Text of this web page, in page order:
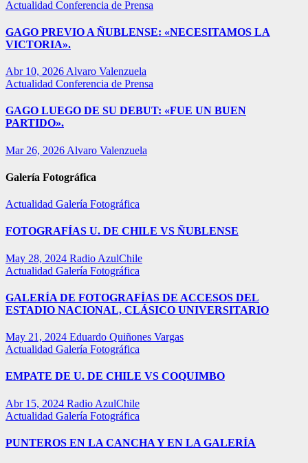
Actualidad Conferencia de Prensa
GAGO PREVIO A ÑUBLENSE: «NECESITAMOS LA
VICTORIA».
Abr 10, 2026 Alvaro Valenzuela
Actualidad Conferencia de Prensa
GAGO LUEGO DE SU DEBUT: «FUE UN BUEN
PARTIDO».
Mar 26, 2026 Alvaro Valenzuela
Galería Fotográfica
Actualidad Galería Fotográfica
FOTOGRAFÍAS U. DE CHILE VS ÑUBLENSE
May 28, 2024 Radio AzulChile
Actualidad Galería Fotográfica
GALERÍA DE FOTOGRAFÍAS DE ACCESOS DEL
ESTADIO NACIONAL, CLÁSICO UNIVERSITARIO
May 21, 2024 Eduardo Quiñones Vargas
Actualidad Galería Fotográfica
EMPATE DE U. DE CHILE VS COQUIMBO
Abr 15, 2024 Radio AzulChile
Actualidad Galería Fotográfica
PUNTEROS EN LA CANCHA Y EN LA GALERÍA